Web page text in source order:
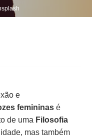
e
femininas é
de uma Filosofia
mas também